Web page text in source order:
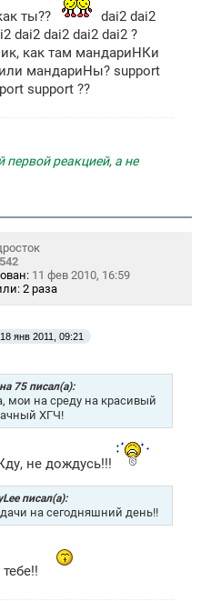
ты??
dai2 dai2
dai2 dai2 dai2 dai2 ?
как там мандариНКи
мандариНы? support
support ??
реакцией, а не
542
11 фев 2010, 16:59
2 раза
18 янв 2011, 09:21
75 писал(а):
мои на среду на красивый
ХГЧ!
не дождусь!!!
писал(а):
на сегодняшний день!!